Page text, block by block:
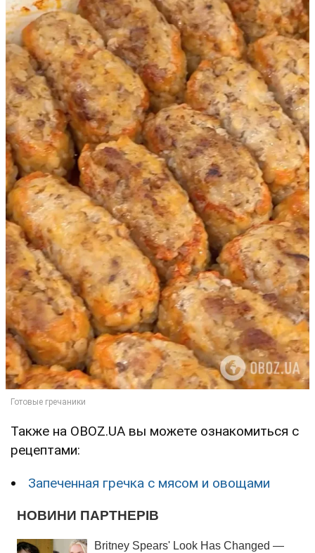
Также на OBOZ.UA вы можете ознакомиться с
рецептами:
Запеченная гречка с мясом и овощами